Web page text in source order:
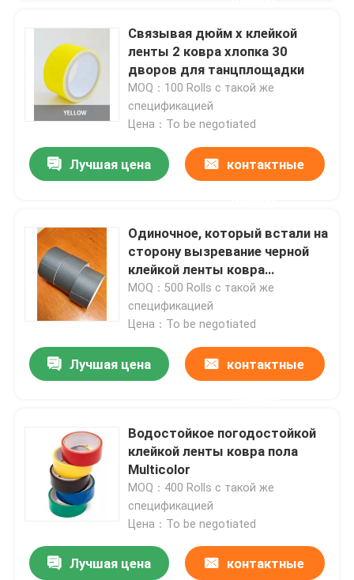
Главная страница
Продукция
Связывая дюйм x клейкой
ленты 2 ковра хлопка 30
дворов для танцплощадки
MOQ：100 Rolls с такой же
спецификацией
Цена：To be negotiated
Лучшая цена контактные
Одиночное, который встали на
сторону вызревание черной
клейкой ленты ковра
коррозионностойкое анти-
MOQ：500 Rolls с такой же
спецификацией
Цена：To be negotiated
Лучшая цена контактные
Водостойкое погодостойкой
клейкой ленты ковра пола
Multicolor
MOQ：400 Rolls с такой же
спецификацией
Цена：To be negotiated
Лучшая цена контактные